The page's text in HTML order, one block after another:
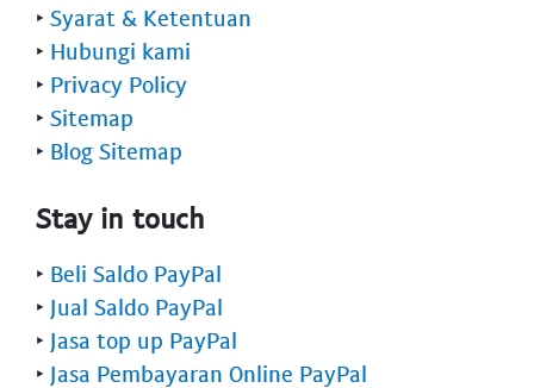
‣ Syarat & Ketentuan
‣ Hubungi kami
‣ Privacy Policy
‣ Sitemap
‣ Blog Sitemap
Stay in touch
‣ Beli Saldo PayPal
‣ Jual Saldo PayPal
‣ Jasa top up PayPal
‣ Jasa Pembayaran Online PayPal